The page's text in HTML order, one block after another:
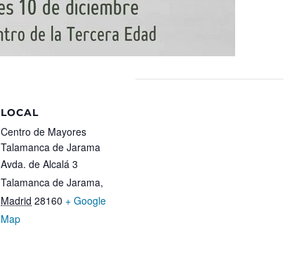
LOCAL
Centro de Mayores
Talamanca de Jarama
Avda. de Alcalá 3
Talamanca de Jarama,
Madrid 28160 + Google
Map